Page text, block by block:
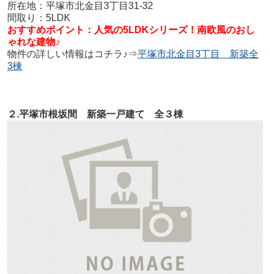
所在地：平塚市北金目3丁目31-32
間取り：5LDK
おすすめポイント： 人気の5LDKシリーズ！南欧風のおし
ゃれな建物♪
物件の詳しい情報はコチラ♪⇒平塚市北金目3丁目 新築全
3棟
２.平塚市根坂間 新築一戸建て 全３棟